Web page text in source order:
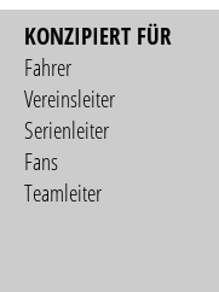
KONZIPIERT FÜR
Fahrer
Vereinsleiter
Serienleiter
Fans
Teamleiter